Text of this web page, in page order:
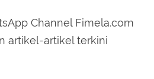
Channel Fimela.com
artikel-artikel terkini